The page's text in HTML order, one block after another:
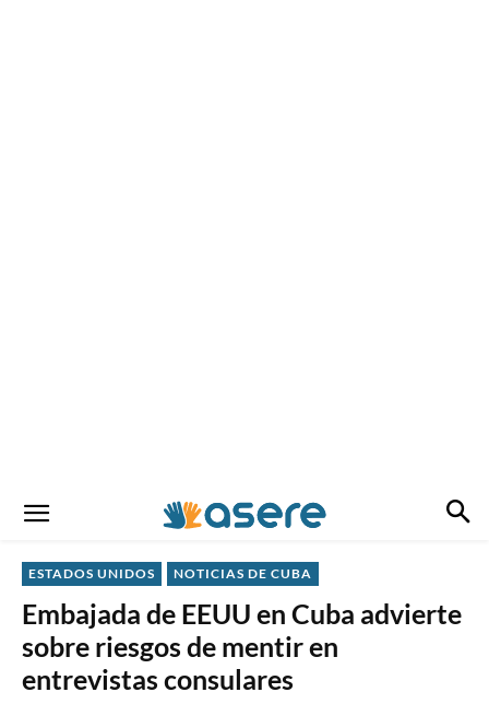
ESTADOS UNIDOS NOTICIAS DE CUBA
Embajada de EEUU en Cuba advierte
sobre riesgos de mentir en
entrevistas consulares